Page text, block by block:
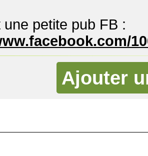
une petite pub FB :
Ajouter